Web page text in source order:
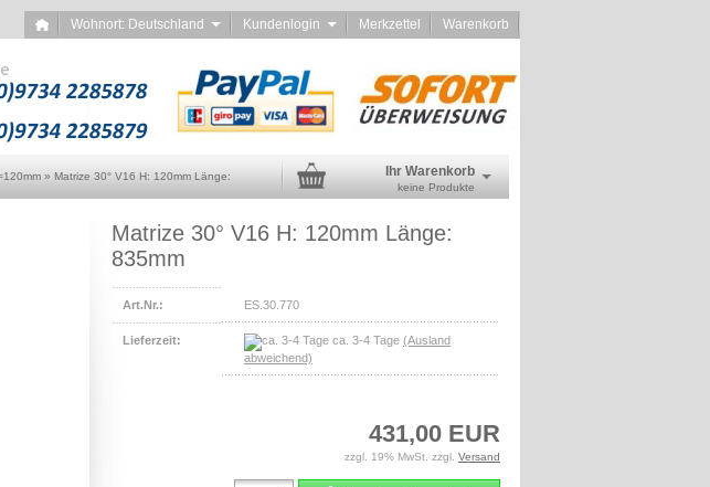
Wohnort: Deutschland Kundenlogin Merkzettel Warenkorb
» Matrize 30° V16 H: 120mm Länge:
Ihr Warenkorb
keine Produkte
Matrize 30° V16 H: 120mm Länge:
835mm
Art.Nr.: ES.30.770
Lieferzeit: ca. 3-4 Tage (Ausland
abweichend)
431,00 EUR
zzgl. 19% MwSt. zzgl. Versand